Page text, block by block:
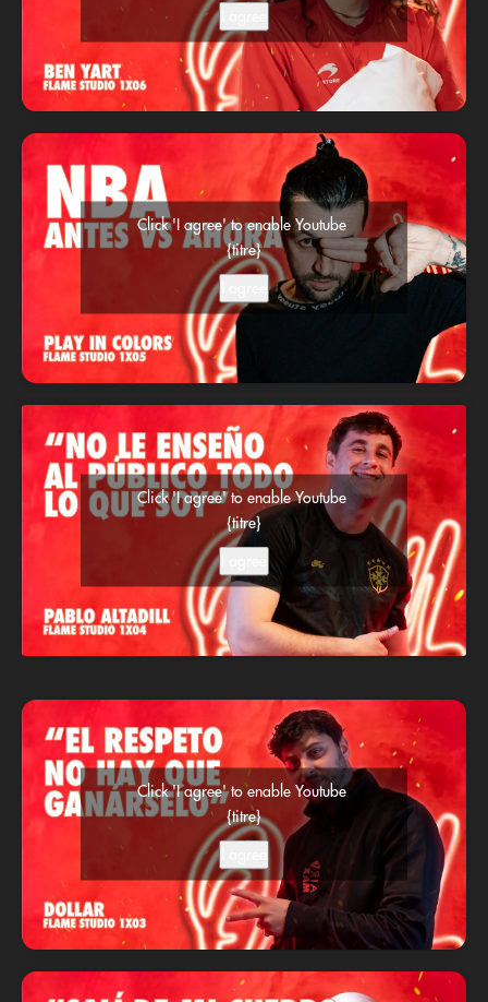
Click 'I agree' to enable Youtube
{titre}
Click 'I agree' to enable Youtube
{titre}
Click 'I agree' to enable Youtube
{titre}